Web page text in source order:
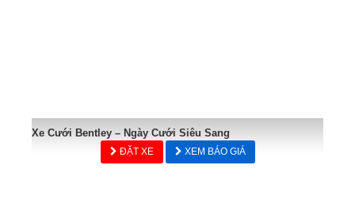
Xe Cưới Bentley – Ngày Cưới Siêu Sang
ĐẶT XE XEM BÁO GIÁ